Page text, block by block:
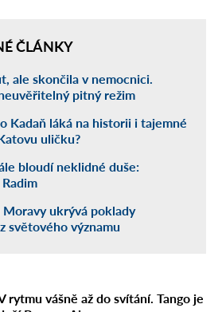
ČLÁNKY
ale skončila v nemocnici.
pitný režim
Kadaň láká na historii i tajemné
uličku?
bloudí neklidné duše:
Moravy ukrývá poklady
světového významu
rytmu vášně až do svítání. Tango je